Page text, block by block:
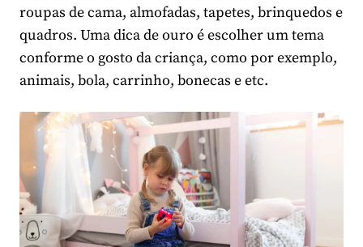
roupas de cama, almofadas, tapetes, brinquedos e
quadros. Uma dica de ouro é escolher um tema
conforme o gosto da criança, como por exemplo,
animais, bola, carrinho, bonecas e etc.